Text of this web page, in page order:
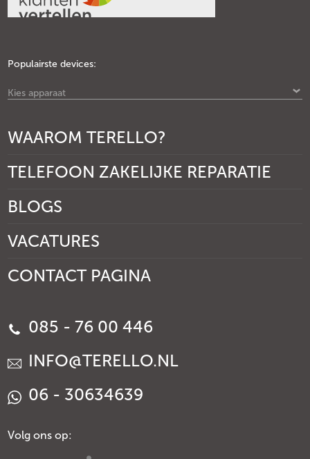
Populairste devices:
Kies apparaat
WAAROM TERELLO?
TELEFOON ZAKELIJKE REPARATIE
BLOGS
VACATURES
CONTACT PAGINA
085 - 76 00 446
INFO@TERELLO.NL
06 - 30634639
Volg ons op: